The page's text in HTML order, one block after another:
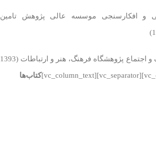
و افکارسنجی موسسه عالی پژوهش تامین
مدیر گروه رصد فرهنگ و اجتماع پژوهشگاه فرهنگ، هنر و ارتباطات (1393
کتاب‌ها